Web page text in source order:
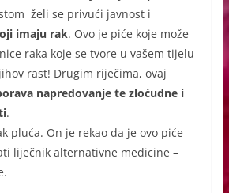
želi se privući javnost i
imaju rak. Ovo je piće koje može
raka koje se tvore u vašem tijelu
rast! Drugim riječima, ovaj
napredovanje te zloćudne i
.
pluća. On je rekao da je ovo piće
liječnik alternativne medicine –